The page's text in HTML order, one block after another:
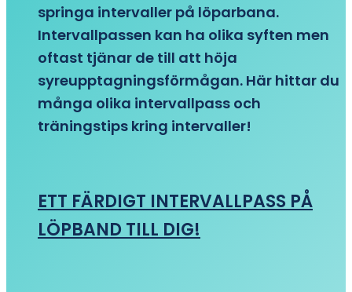
springa intervaller på löparbana.
Intervallpassen kan ha olika syften men
oftast tjänar de till att höja
syreupptagningsförmågan. Här hittar du
många olika intervallpass och
träningstips kring intervaller!
ETT FÄRDIGT INTERVALLPASS PÅ
LÖPBAND TILL DIG!